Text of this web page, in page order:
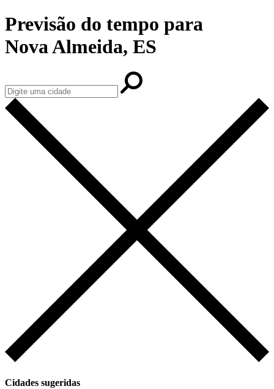
Previsão do tempo para
Nova Almeida, ES
Cidades sugeridas